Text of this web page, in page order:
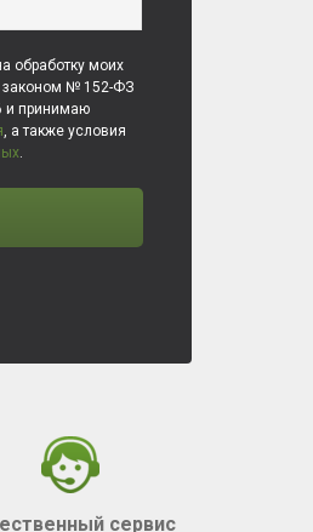
обработку моих
законом № 152-ФЗ
и принимаю
, а также условия
.
сервис